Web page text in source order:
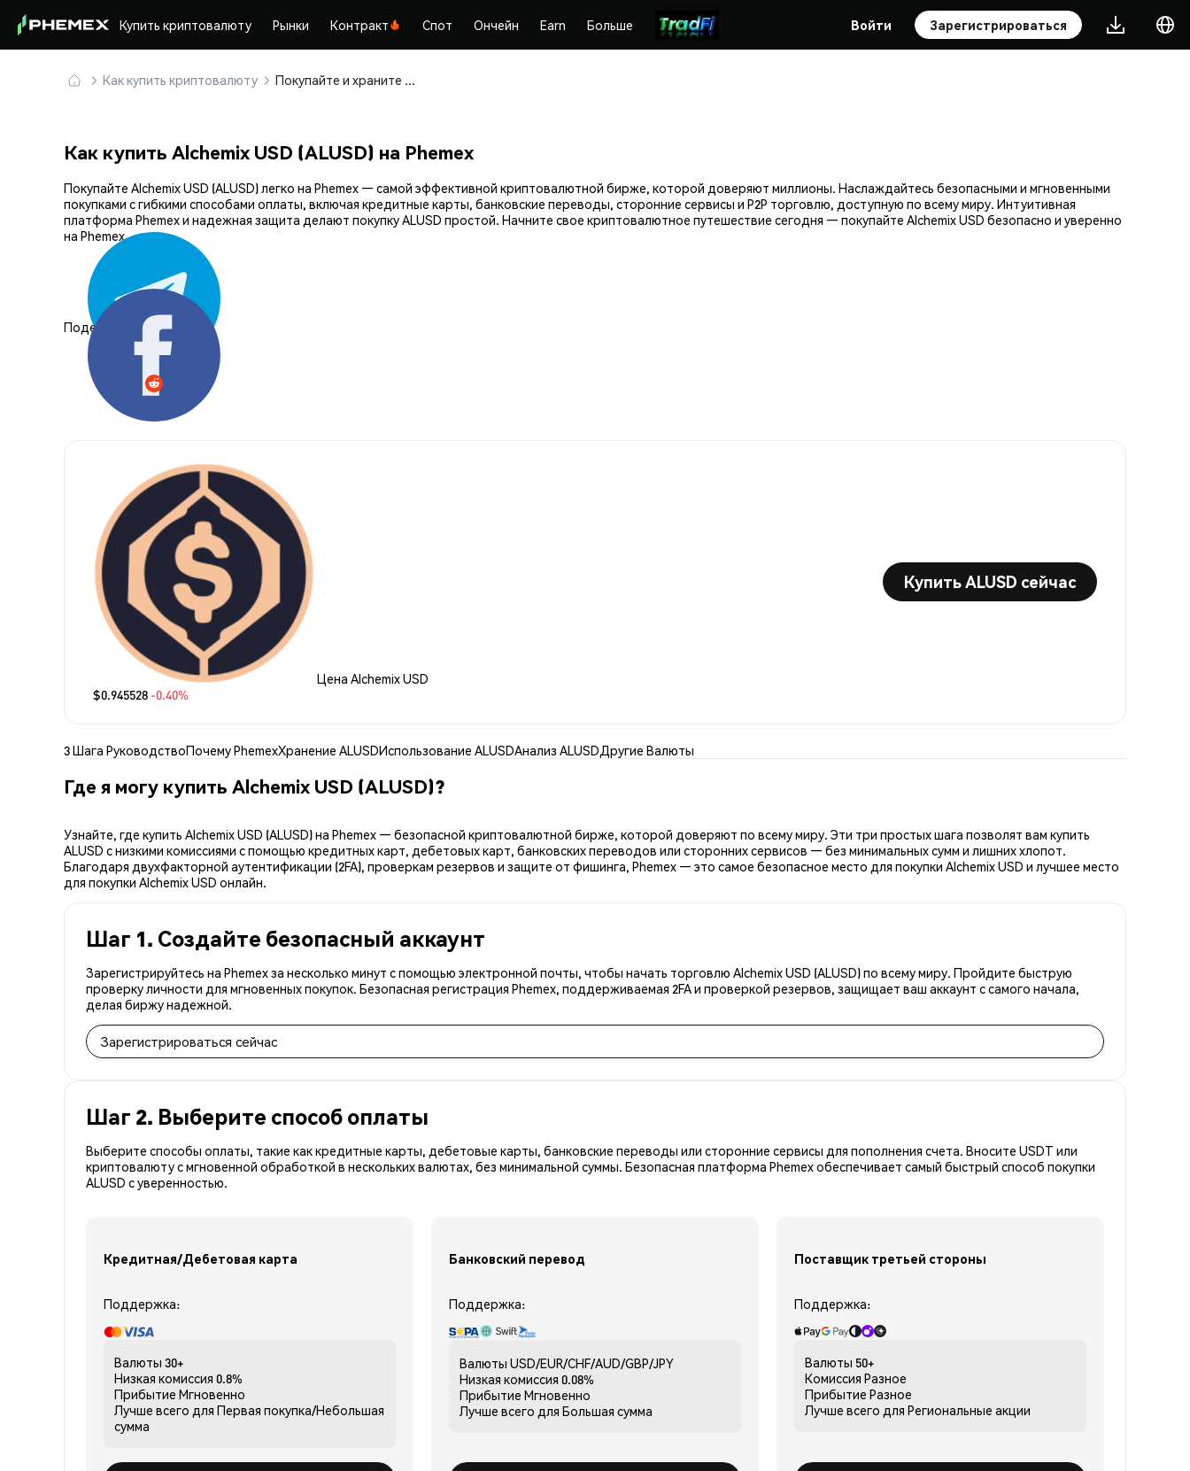
Купить криптовалюту Рынки Контракт Спот Ончейн Earn Больше Войти Зарегистрироваться
Как купить криптовалюту Покупайте и храните Alchemix USD (ALUSD) безопасно
Как купить Alchemix USD (ALUSD) на Phemex
Покупайте Alchemix USD (ALUSD) легко на Phemex — самой эффективной криптовалютной бирже, которой доверяют миллионы. Наслаждайтесь безопасными и мгновенными
покупками с гибкими способами оплаты, включая кредитные карты, банковские переводы, сторонние сервисы и P2P торговлю, доступную по всему миру. Интуитивная
платформа Phemex и надежная защита делают покупку ALUSD простой. Начните свое криптовалютное путешествие сегодня — покупайте Alchemix USD безопасно и уверенно
на Phemex.
Поделиться:
Цена Alchemix USD
$0.945528 -0.40%
Купить ALUSD сейчас
3 Шага РуководствоПочему PhemexХранение ALUSDИспользование ALUSDАнализ ALUSDДругие Валюты
Где я могу купить Alchemix USD (ALUSD)?
Узнайте, где купить Alchemix USD (ALUSD) на Phemex — безопасной криптовалютной бирже, которой доверяют по всему миру. Эти три простых шага позволят вам купить
ALUSD с низкими комиссиями с помощью кредитных карт, дебетовых карт, банковских переводов или сторонних сервисов — без минимальных сумм и лишних хлопот.
Благодаря двухфакторной аутентификации (2FA), проверкам резервов и защите от фишинга, Phemex — это самое безопасное место для покупки Alchemix USD и лучшее место
для покупки Alchemix USD онлайн.
Шаг 1. Создайте безопасный аккаунт
Зарегистрируйтесь на Phemex за несколько минут с помощью электронной почты, чтобы начать торговлю Alchemix USD (ALUSD) по всему миру. Пройдите быструю
проверку личности для мгновенных покупок. Безопасная регистрация Phemex, поддерживаемая 2FA и проверкой резервов, защищает ваш аккаунт с самого начала,
делая биржу надежной.
Зарегистрироваться сейчас
Шаг 2. Выберите способ оплаты
Выберите способы оплаты, такие как кредитные карты, дебетовые карты, банковские переводы или сторонние сервисы для пополнения счета. Вносите USDT или
криптовалюту с мгновенной обработкой в нескольких валютах, без минимальной суммы. Безопасная платформа Phemex обеспечивает самый быстрый способ покупки
ALUSD с уверенностью.
Кредитная/Дебетовая карта
Поддержка:
Валюты 30+
Низкая комиссия 0.8%
Прибытие Мгновенно
Лучше всего для Первая покупка/Небольшая
сумма
Банковский перевод
Поддержка:
Валюты USD/EUR/CHF/AUD/GBP/JPY
Низкая комиссия 0.08%
Прибытие Мгновенно
Лучше всего для Большая сумма
Поставщик третьей стороны
Поддержка:
Валюты 50+
Комиссия Разное
Прибытие Разное
Лучше всего для Региональные акции